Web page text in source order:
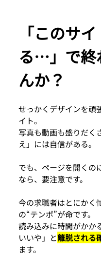
「このサ
る…」で終
んか？
せっかくデザインを頑
イト。
写真も動画も盛りだく
え」には自信がある。
でも、ページを開くの
なら、要注意です。
今の求職者はとにかく
の“テンポ”が命です。
読み込みに時間がかか
いいや」と離脱される
ます。